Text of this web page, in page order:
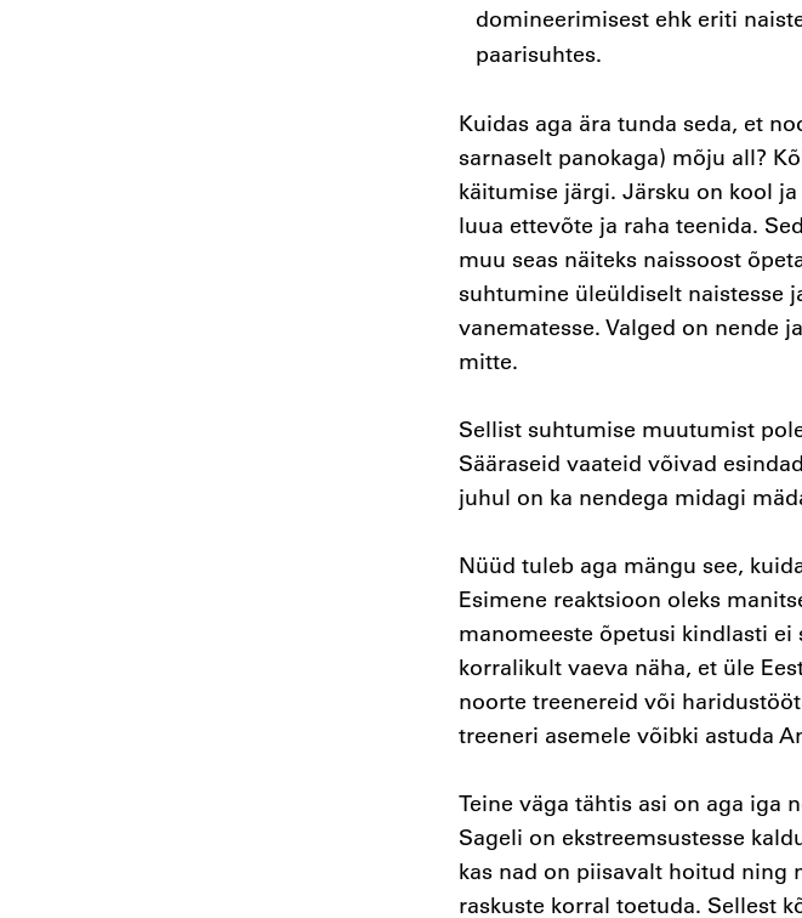
domineerimisest ehk eriti
paarisuhtes.
Kuidas aga ära tunda seda, et
sarnaselt panokaga) mõju all?
käitumise järgi. Järsku on kool
luua ettevõte ja raha teenida.
muu seas näiteks naissoost
suhtumine üleüldiselt naistesse
vanematesse. Valged on nende
mitte.
Sellist suhtumise muutumist
Sääraseid vaateid võivad
juhul on ka nendega midagi
Nüüd tuleb aga mängu see,
Esimene reaktsioon oleks
manomeeste õpetusi kindlasti
korralikult vaeva näha, et üle
noorte treenereid või
treeneri asemele võibki astuda
Teine väga tähtis asi on aga iga
Sageli on ekstreemsustesse
kas nad on piisavalt hoitud ning
raskuste korral toetuda. Sellest